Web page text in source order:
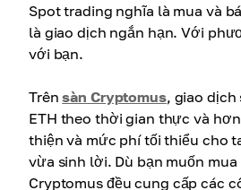
Spot trading nghĩa là mua và
là giao dịch ngắn hạn. Với
với bạn.
Trênsàn Cryptomus, giao dịch
ETH theo thời gian thực và
thiện và mức phí tối thiểu cho
vừa sinh lời. Dù bạn muốn
Cryptomus đều cung cấp các